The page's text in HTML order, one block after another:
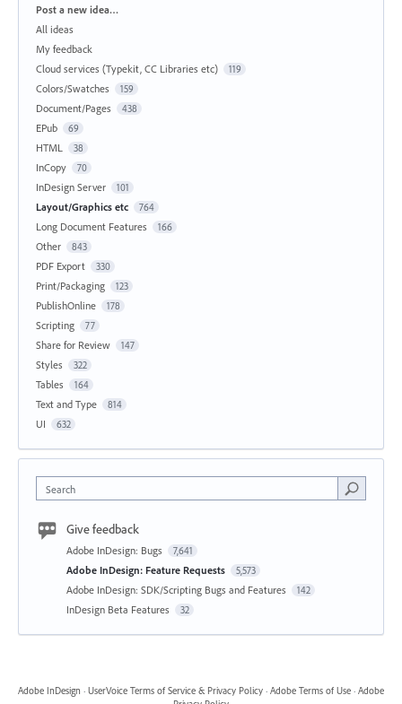
Categories
Post a new idea…
All ideas
My feedback
Cloud services (Typekit, CC Libraries etc)
119
Colors/Swatches 159
Document/Pages 438
EPub 69
HTML 38
InCopy 70
InDesign Server 101
Layout/Graphics etc 764
Long Document Features 166
Other 843
PDF Export 330
Print/Packaging 123
PublishOnline 178
Scripting 77
Share for Review 147
Styles 322
Tables 164
Text and Type 814
UI 632
Search
Give feedback
Adobe InDesign: Bugs 7,641
Adobe InDesign: Feature Requests 5,573
Adobe InDesign: SDK/Scripting Bugs and Features 142
InDesign Beta Features 32
Adobe InDesign · UserVoice Terms of Service & Privacy Policy · Adobe Terms of Use · Adobe